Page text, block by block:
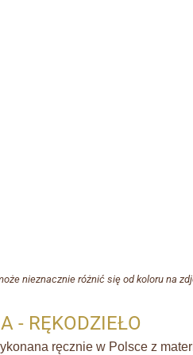
nieznacznie różnić się od koloru na
- RĘKODZIEŁO
ręcznie w Polsce z